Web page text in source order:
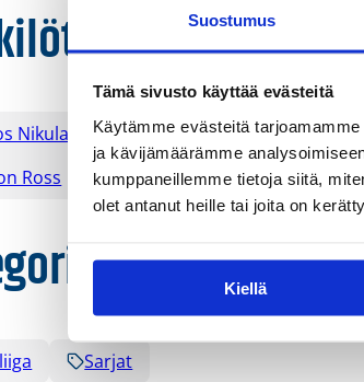
Suostumus
Tämä sivusto käyttää evästeitä
Käytämme evästeitä
ja kävijämäärämme
kumppaneillemme tietoja siitä,
olet antanut heille tai joita on
Kiellä
Nikula Antti Ahonen Fiifi Aidoo
Ross
Max Besselink Niko
Sarjat